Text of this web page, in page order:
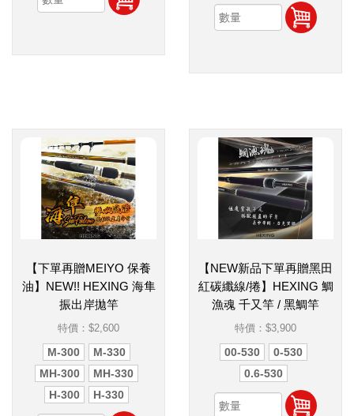
【下單再贈MEIYO 保養
油】NEW!! HEXING 海隼
振出岸拋竿
特價： $2,600
M-300
M-330
MH-300
MH-330
H-300
H-330
【NEW新品下單再贈黑田
紅碳纖線/捲】HEXING 鯛
漁魂 千又竿 / 黑鯛竿
特價： $3,900
00-530
0-530
0.6-530